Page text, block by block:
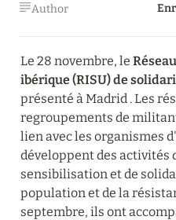
Author
Le 28 novembre, le
ibérique (RISU) de
présenté à Madrid . Les
regroupements de
lien avec les organismes
développent des activités
sensibilisation et de
population et de la
septembre, ils ont